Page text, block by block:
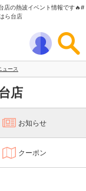
店の熱波イベント情報です🔥#
ら台店
ュース
店
お知らせ
クーポン